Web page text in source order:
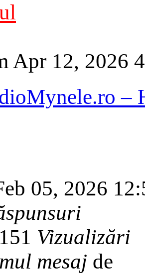
Apr 12, 2026
–
05, 2026
Vizualizări
mesaj de